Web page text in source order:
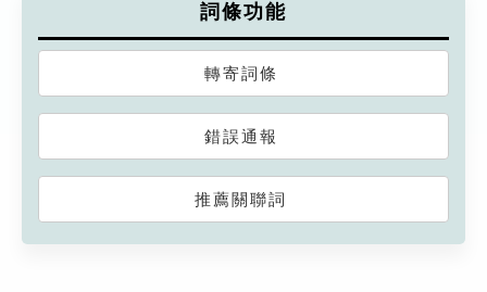
詞條功能
轉寄詞條
錯誤通報
推薦關聯詞